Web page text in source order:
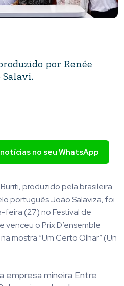
por Renée
Salavi.
no seu WhatsApp
produzido pela brasileira
português João Salaviza, foi
feira (27) no Festival de
venceu o Prix D’ensemble
mostra “Um Certo Olhar” (Un
empresa mineira Entre